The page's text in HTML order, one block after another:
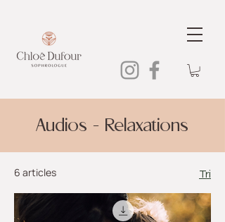
Audios - Relaxations
6 articles Tri